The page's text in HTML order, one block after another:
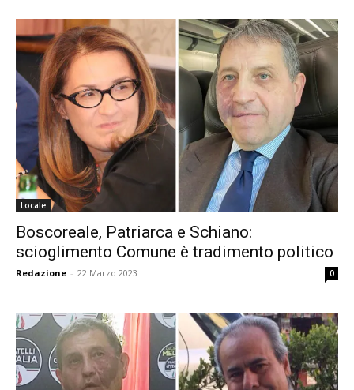
Locale
Boscoreale, Patriarca e Schiano:
scioglimento Comune è tradimento politico
Redazione - 22 Marzo 2023 0